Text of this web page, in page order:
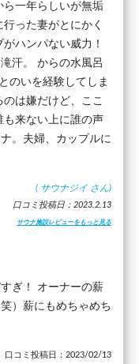
ら一年らしいが無垢
った妻がとにかく
ハンパない威力！
汗。 からの水風呂
のいを経験してしま
は嫌だけど、ここ
来ない上に誰の声
。夫婦、カップルに
( サウナジイ さん)
口コミ投稿日：2023.2.13
サウナ施設レビューをもっと見る
ぎ！ オーナーの薪
）薪にもめちゃめち
口コミ投稿日：2023/02/13